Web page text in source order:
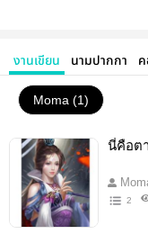
งานเขียน นามปากกา
Moma (1)
นี่คือต
2